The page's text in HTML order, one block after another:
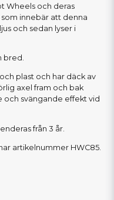
Wheels och deras
innebär att denna
och sedan lyser i
bred.
plast och har däck av
axel fram och bak
och svängande effekt vid
från 3 år.
artikelnummer HWC85.